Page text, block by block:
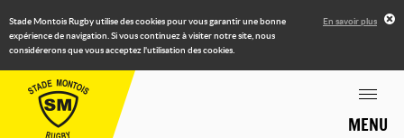
Stade Montois Rugby utilise des cookies pour vous garantir une bonne
expérience de navigation. Si vous continuez à visiter notre site, nous
considérerons que vous acceptez l'utilisation des cookies.
En savoir plus
MENU